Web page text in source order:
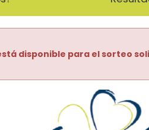
está disponible para el sorteo